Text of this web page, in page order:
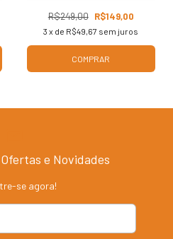
R$249,00 R$149,00
3 x de R$49,67 sem juros
COMPRAR
e Novidades
se agora!